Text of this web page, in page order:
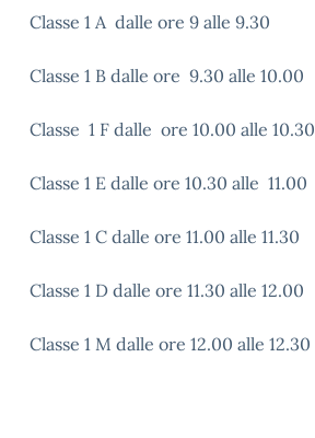
Classe 1 A dalle ore 9 alle 9.30
Classe 1 B dalle ore 9.30 alle 10.00
Classe 1 F dalle ore 10.00 alle 10.30
Classe 1 E dalle ore 10.30 alle 11.00
Classe 1 C dalle ore 11.00 alle 11.30
Classe 1 D dalle ore 11.30 alle 12.00
Classe 1 M dalle ore 12.00 alle 12.30